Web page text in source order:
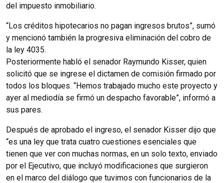
del impuesto inmobiliario.
“Los créditos hipotecarios no pagan ingresos brutos”, sumó
y mencionó también la progresiva eliminación del cobro de
la ley 4035.
Posteriormente habló el senador Raymundo Kisser, quien
solicitó que se ingrese el dictamen de comisión firmado por
todos los bloques. “Hemos trabajado mucho este proyecto y
ayer al mediodía se firmó un despacho favorable”, informó a
sus pares.
Después de aprobado el ingreso, el senador Kisser dijo que
“es una ley que trata cuatro cuestiones esenciales que
tienen que ver con muchas normas, en un solo texto, enviado
por el Ejecutivo, que incluyó modificaciones que surgieron
en el marco del diálogo que tuvimos con funcionarios de la